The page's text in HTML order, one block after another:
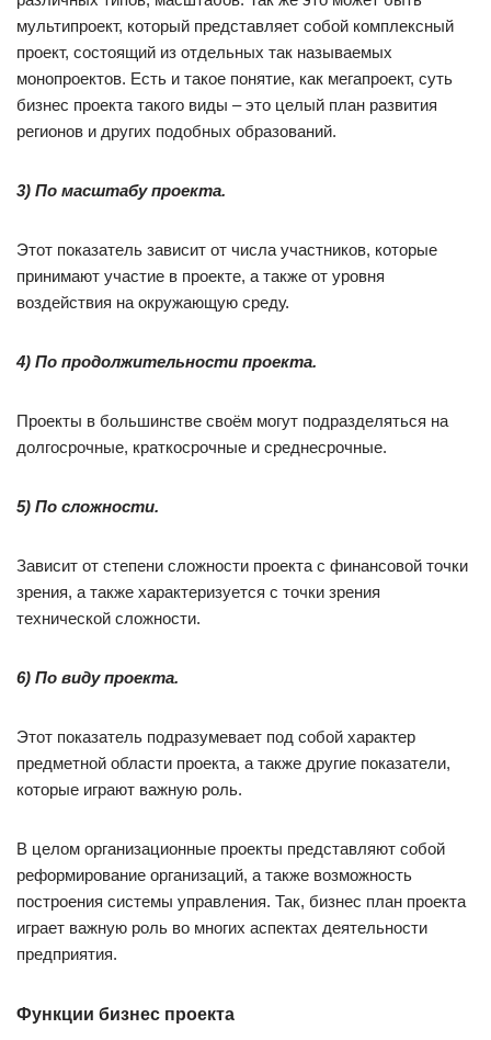
мультипроект, который представляет собой комплексный
проект, состоящий из отдельных так называемых
монопроектов. Есть и такое понятие, как мегапроект, суть
бизнес проекта такого виды – это целый план развития
регионов и других подобных образований.
3) По масштабу проекта.
Этот показатель зависит от числа участников, которые
принимают участие в проекте, а также от уровня
воздействия на окружающую среду.
4) По продолжительности проекта.
Проекты в большинстве своём могут подразделяться на
долгосрочные, краткосрочные и среднесрочные.
5) По сложности.
Зависит от степени сложности проекта с финансовой точки
зрения, а также характеризуется с точки зрения
технической сложности.
6) По виду проекта.
Этот показатель подразумевает под собой характер
предметной области проекта, а также другие показатели,
которые играют важную роль.
В целом организационные проекты представляют собой
реформирование организаций, а также возможность
построения системы управления. Так, бизнес план проекта
играет важную роль во многих аспектах деятельности
предприятия.
Функции бизнес проекта